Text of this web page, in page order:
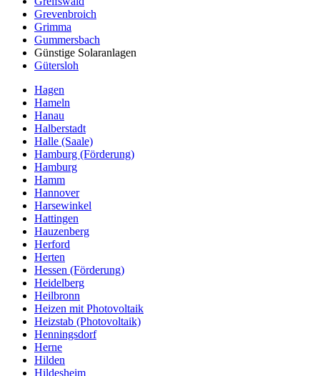
Grevenbroich
Grimma
Gummersbach
Günstige Solaranlagen
Gütersloh
Hagen
Hameln
Hanau
Halberstadt
Halle (Saale)
Hamburg (Förderung)
Hamburg
Hamm
Hannover
Harsewinkel
Hattingen
Hauzenberg
Herford
Herten
Hessen (Förderung)
Heidelberg
Heilbronn
Heizen mit Photovoltaik
Heizstab (Photovoltaik)
Henningsdorf
Herne
Hilden
Hildesheim